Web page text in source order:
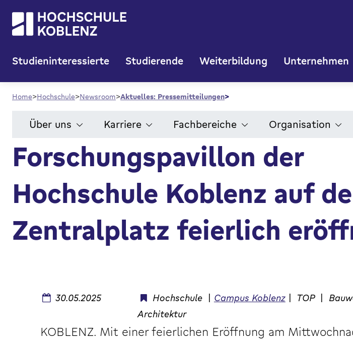
Studieninteressierte Studierende Weiterbildung Unternehmen
Home Hochschule Newsroom Aktuelles: Pressemitteilungen
Über uns Karriere Fachbereiche Organisation
Forschungspavillon der
Hochschule Koblenz auf
Zentralplatz feierlich
30.05.2025 Hochschule | Campus Koblenz | TOP |
Architektur
KOBLENZ. Mit einer feierlichen Eröffnung am